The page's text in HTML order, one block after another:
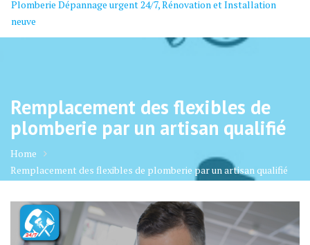
Plomberie Dépannage urgent 24/7, Rénovation et Installation
neuve
Remplacement des flexibles de
plomberie par un artisan qualifié
Home
Remplacement des flexibles de plomberie par un artisan qualifié